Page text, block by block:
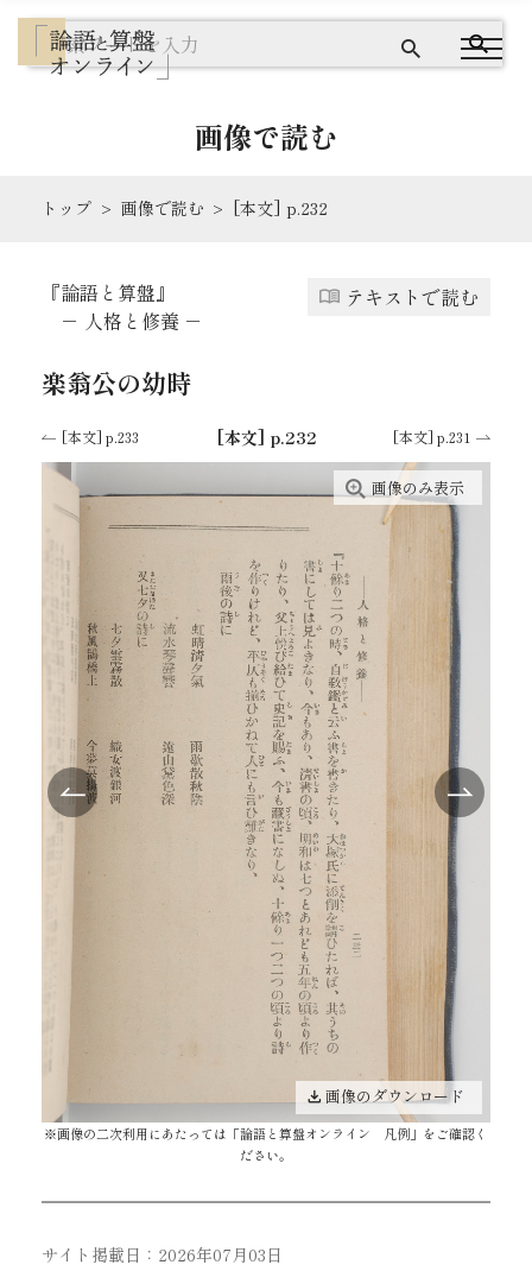
テキストで読む
ワードクラウドで探す
出典を読む
TEI/XML公開
オンライン凡例
このサイトについて
サイトマップ
画像で読む
トップ 画像で読む [本文] p.232
『論語と算盤』
－ 人格と修養 －
テキストで読む
楽翁公の幼時
[本文] p.233 [本文] p.232 [本文] p.231
画像のみ表示
画像のダウンロード
※画像の二次利用にあたっては「論語と算盤オンライン 凡例 」をご確認く
ださい。
サイト掲載日：2026年07月03日